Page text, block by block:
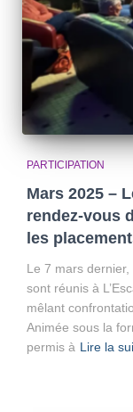
PARTICIPATION
Mars 2025 –
rendez-vous
les
Le 7 mars
sont réunis à
mêlant
Animée sous la
permis à Lire la